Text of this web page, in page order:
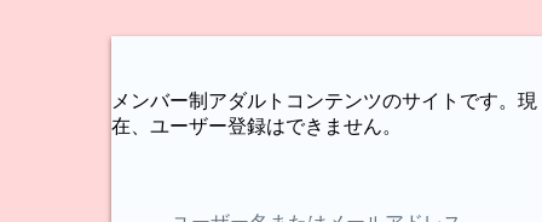
メンバー制アダルトコンテンツのサイトです。現
在、ユーザー登録はできません。